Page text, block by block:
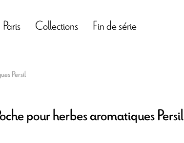
Paris Collections Fin de série
Persil
pour herbes aromatiques Persil